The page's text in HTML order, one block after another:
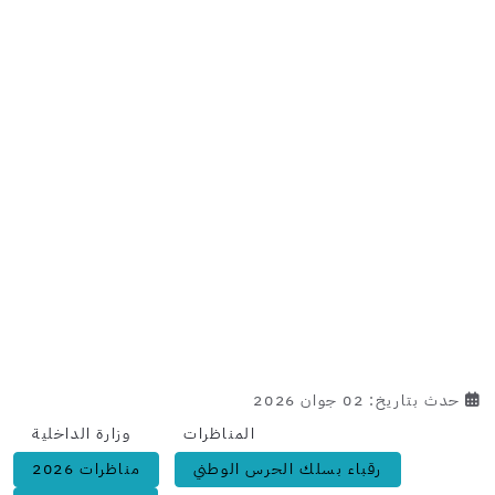
حدث بتاريخ: 02 جوان 2026
المناظرات
وزارة الداخلية
رقباء بسلك الحرس الوطني
مناظرات 2026